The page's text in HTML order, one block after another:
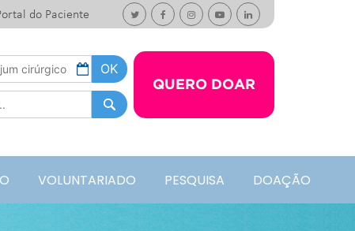
do Paciente
QUERO DOAR
VOLUNTARIADO PESQUISA DOAÇÃO